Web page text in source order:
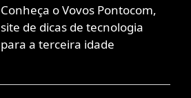
Conheça o Vovos Pontocom,
site de dicas de tecnologia
para a terceira idade